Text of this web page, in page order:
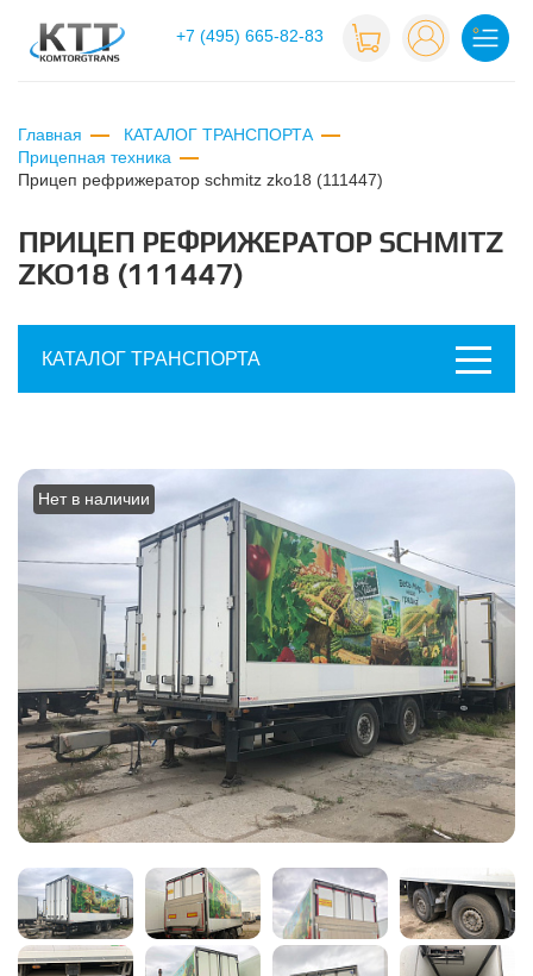
+7 (495) 665-82-83
Главная
КАТАЛОГ ТРАНСПОРТА
Прицепная техника
прицеп рефрижератор schmitz zko18 (111447)
ПРИЦЕП РЕФРИЖЕРАТОР SCHMITZ
ZKO18 (111447)
КАТАЛОГ ТРАНСПОРТА
Нет в наличии